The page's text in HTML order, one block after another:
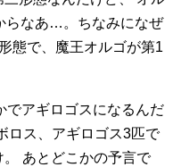
らなあ…。ちなみになぜ
態で、魔王オルゴが第1
でアギロゴスになるんだ
ロス、アギロゴス3匹で
あとどこかの予言で